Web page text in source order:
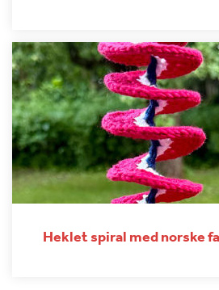
Heklet spiral med norske